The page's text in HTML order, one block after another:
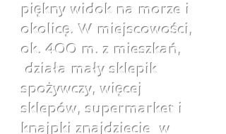
piękny widok na morze i
okolicę. W miejscowości,
ok. 400 m. z mieszkań,
działa mały sklepik
spożywczy, więcej
sklepów, supermarket i
knajpki znajdziecie w